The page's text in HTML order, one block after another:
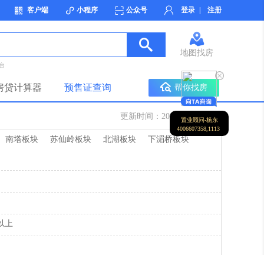
客户端 小程序 公众号 登录 注册
地图找房
贷计算器 预售证查询 帮你找房
更新时间：2026-08-08 11:24
南塔板块 苏仙岭板块 北湖板块 下湄桥板块
上
置业顾问-杨东
4006607358,1113